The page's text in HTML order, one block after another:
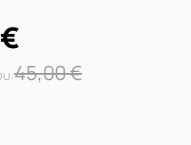
45,00€
€